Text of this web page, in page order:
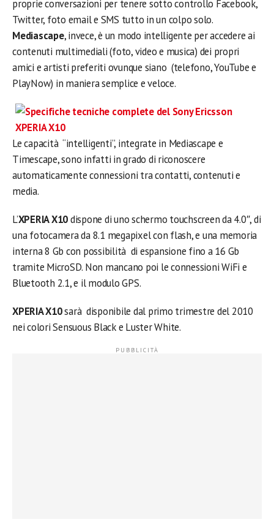
proprie conversazioni per tenere sotto controllo Facebook,
Twitter, foto email e SMS tutto in un colpo solo.
Mediascape, invece, è un modo intelligente per accedere ai
contenuti multimediali (foto, video e musica) dei propri
amici e artisti preferiti ovunque siano (telefono, YouTube e
PlayNow) in maniera semplice e veloce.
Le capacità “intelligenti”, integrate in Mediascape e
Timescape, sono infatti in grado di riconoscere
automaticamente connessioni tra contatti, contenuti e
media.
L’XPERIA X10dispone di uno schermo touchscreen da 4.0″, di
una fotocamera da 8.1 megapixel con flash, e una memoria
interna 8 Gb con possibilità di espansione fino a 16 Gb
tramite MicroSD. Non mancano poi le connessioni WiFi e
Bluetooth 2.1, e il modulo GPS.
XPERIA X10sarà disponibile dal primo trimestre del 2010
nei colori Sensuous Black e Luster White.